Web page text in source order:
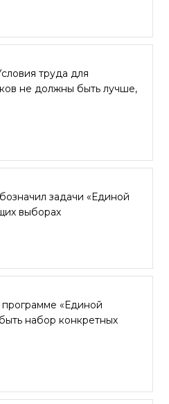
труда для
не должны быть лучше,
задачи «Единой
выборах
«Единой
набор конкретных